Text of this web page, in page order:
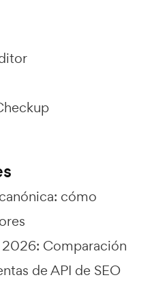
cómo
2026: Comparación
de API de SEO